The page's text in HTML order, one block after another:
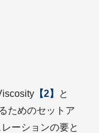
【2】
と
ためのセットア
ーションの要と